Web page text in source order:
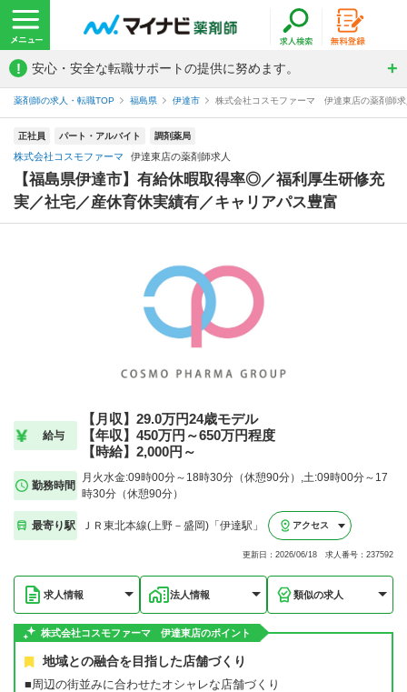
! 安心・安全な転職サポートの提供に努めます。
薬剤師の求人・転職TOP 福島県 伊達市 株式会社コスモファーマ 伊達東店の薬剤師
正社員 パート・アルバイト 調剤薬局
株式会社コスモファーマ 伊達東店の薬剤師求人
【福島県伊達市】有給休暇取得率◎／福利厚生研修充
実／社宅／産休育休実績有／キャリアパス豊富
給与
【月収】29.0万円24歳モデル
【年収】450万円～650万円程度
【時給】2,000円～
勤務時間
月火水金:09時00分～18時30分（休憩90分）,土:09時00分～17
時30分（休憩90分）
最寄り駅 ＪＲ東北本線(上野－盛岡)「伊達駅」 アクセス
更新日：2026/06/18 求人番号：237592
求人情報 法人情報 類似の求人
株式会社コスモファーマ 伊達東店のポイント
地域との融合を目指した店舗づくり
■周辺の街並みに合わせたオシャレな店舗づくり